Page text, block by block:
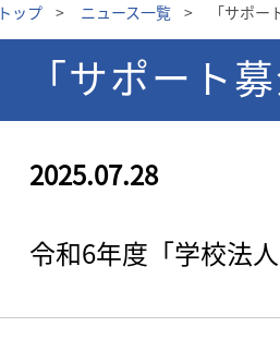
トップ > ニュース一覧 > 「サポ
「サポート
2025.07.28
令和6年度「学校法